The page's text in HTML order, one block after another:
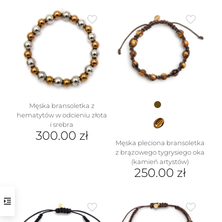
Męska bransoletka z
hematytów w odcieniu złota
i srebra
300.00 zł
Męska pleciona bransoletka
z brązowego tygrysiego oka
(kamień artystów)
250.00 zł